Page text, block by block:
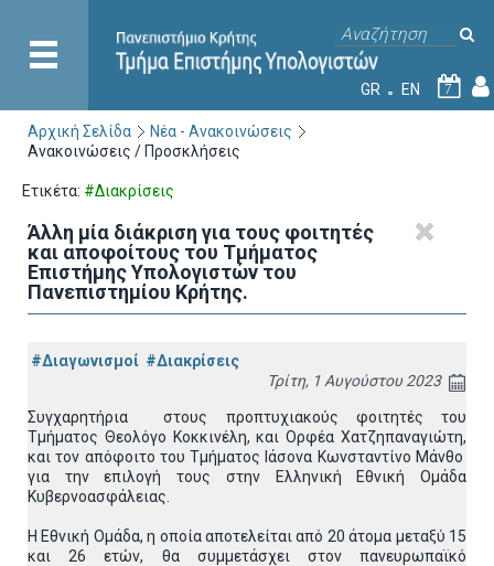
GR EN 7
Αρχική Σελίδα
Νέα - Ανακοινώσεις
Ανακοινώσεις / Προσκλήσεις
Ετικέτα: #Διακρίσεις
Άλλη μία διάκριση για τους φοιτητές
και αποφοίτους του Τμήματος
Επιστήμης Υπολογιστών του
Πανεπιστημίου Κρήτης.
#Διαγωνισμοί #Διακρίσεις
Τρίτη, 1 Αυγούστου 2023
Συγχαρητήρια στους προπτυχιακούς φοιτητές του
Τμήματος Θεολόγο Κοκκινέλη, και Ορφέα Χατζηπαναγιώτη,
και τον απόφοιτο του Τμήματος Ιάσονα Κωνσταντίνο Μάνθο
για την επιλογή τους στην Ελληνική Εθνική Ομάδα
Κυβερνοασφάλειας.
Η Εθνική Ομάδα, η οποία αποτελείται από 20 άτομα μεταξύ 15
και 26 ετών, θα συμμετάσχει στον πανευρωπαϊκό